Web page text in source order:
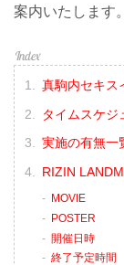
案内いたします。
真駒内セキス
タイムスケジ
実施の有無一
RIZIN
MOVIE
POSTER
開催日時
終了予定時間